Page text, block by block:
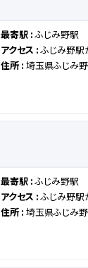
最寄駅 :ふじみ野駅
アクセス :ふじみ野駅
住所 : 埼玉県ふじみ野
最寄駅 :ふじみ野駅
アクセス :ふじみ野駅
住所 : 埼玉県ふじみ